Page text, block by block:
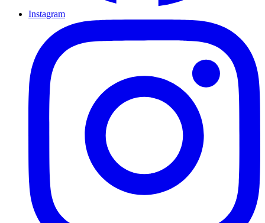
Instagram